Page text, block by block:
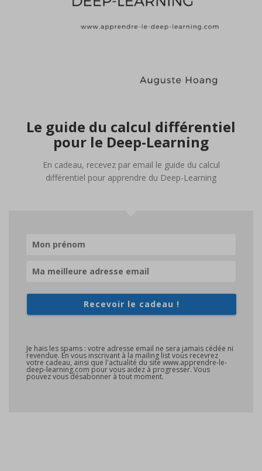
Le guide du calcul différentiel
pour le Deep-Learning
En cadeau, recevez par email le guide du calcul
différentiel pour apprendre du Deep-Learning
Recevoir le cadeau !
Je hais les spams : votre adresse email ne sera jamais cédée ni
revendue. En vous inscrivant à la mailing list vous recevrez
votre cadeau, ainsi que l'actualité du site www.apprendre-le-
deep-learning.com pour vous aidez à progresser. Vous
pouvez vous désabonner à tout moment.